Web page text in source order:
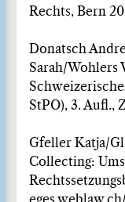
Rechts, Bern
Donatsch
Sarah/Wohlers
StPO), 3. Aufl.,
Gfeller Katja/
Collecting: